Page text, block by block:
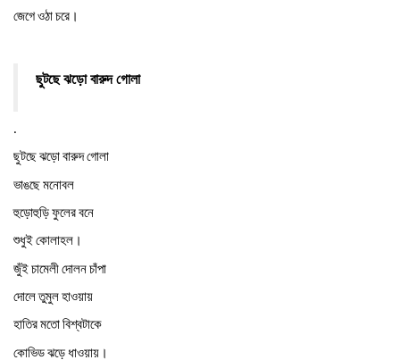
জেগেওঠাচরে।
ছুটছে ঝড়ো বারুদ গোলা
.
ছুটছেঝড়োবারুদগোলা
ভাঙছেমনোবল
হুড়োহুড়িফুলেরবনে
শুধুইকোলাহল।
জুঁইচামেলীদোলনচাঁপা
দোলেতুমুলহাওয়ায়
হাতিরমতোবিশ্বটাকে
কোভিডঝড়েধাওয়ায়।